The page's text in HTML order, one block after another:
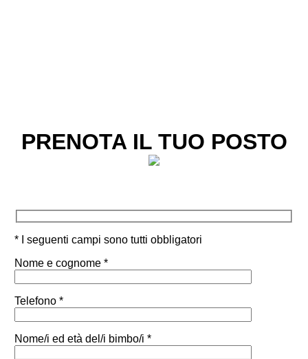
PRENOTA IL TUO POSTO
* I seguenti campi sono tutti obbligatori
Nome e cognome *
Telefono *
Nome/i ed età del/i bimbo/i *